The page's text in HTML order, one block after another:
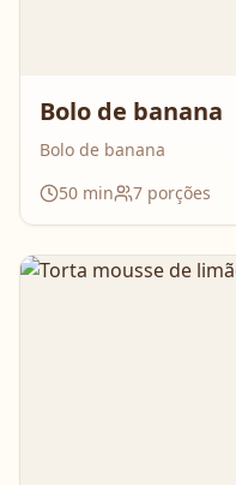
Bolo de banana
Bolo de banana
50 min 7 porções